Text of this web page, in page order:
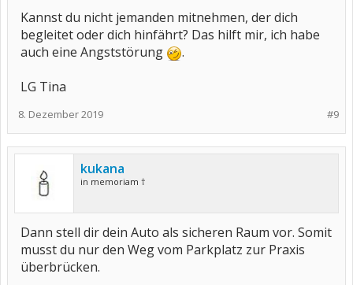
Kannst du nicht jemanden mitnehmen, der dich
begleitet oder dich hinfährt? Das hilft mir, ich habe
auch eine Angststörung
.
LG Tina
#9
8. Dezember 2019
kukana
in memoriam †
Dann stell dir dein Auto als sicheren Raum vor. Somit
musst du nur den Weg vom Parkplatz zur Praxis
überbrücken.